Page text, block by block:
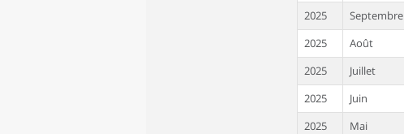
2025
Septembre
2025
Août
2025
Juillet
2025
Juin
2025
Mai